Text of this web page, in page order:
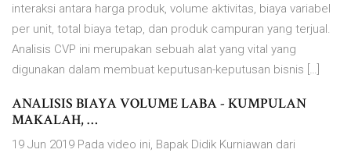
interaksi antara harga produk, volume aktivitas, biaya variabel
per unit, total biaya tetap, dan produk campuran yang terjual.
Analisis CVP ini merupakan sebuah alat yang vital yang
digunakan dalam membuat keputusan-keputusan bisnis […]
ANALISIS BIAYA VOLUME LABA - KUMPULAN
MAKALAH, …
19 Jun 2019 Pada video ini, Bapak Didik Kurniawan dari